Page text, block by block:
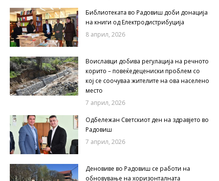
Библиотеката во Радовиш доби донација
на книги од Електродистрибуција
8 април, 2026
Воиславци добива регулација на речното
корито – повеќедецениски проблем со
кој се соочуваа жителите на ова населено
место
7 април, 2026
Одбележан Светскиот ден на здравјето во
Радовиш
7 април, 2026
Деновиве во Радовиш се работи на
обновување на хоризонталната